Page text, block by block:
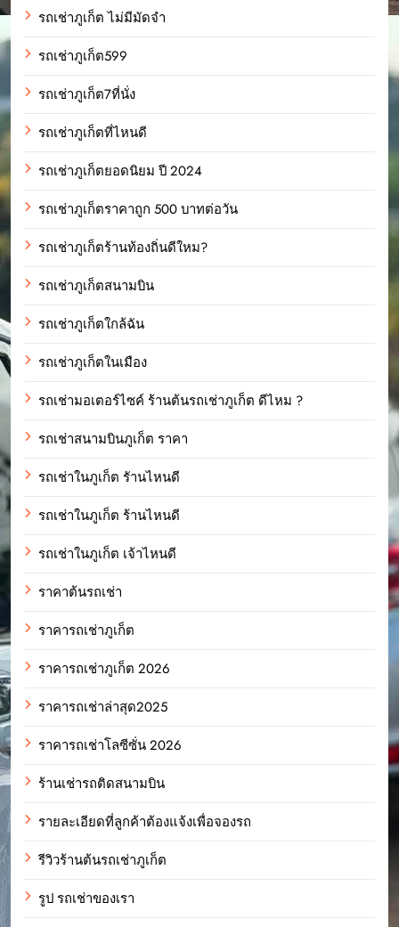
รถเช่าภูเก็ต ไม่มีมัดจำ
รถเช่าภูเก็ต599
รถเช่าภูเก็ต7ที่นั่ง
รถเช่าภูเก็ตที่ไหนดี
รถเช่าภูเก็ตยอดนิยม ปี 2024
รถเช่าภูเก็ตราคาถูก 500 บาทต่อวัน
รถเช่าภูเก็ตร้านท้องถิ่นดีใหม?
รถเช่าภูเก็ตสนามบิน
รถเช่าภูเก็ตใกล้ฉัน
รถเช่าภูเก็ตในเมือง
รถเช่ามอเตอร์ไซค์ ร้านต้นรถเช่าภูเก็ต ดีไหม ?
รถเช่าสนามบินภูเก็ต ราคา
รถเช่าในภูเก็ต รัานไหนดี
รถเช่าในภูเก็ต ร้านไหนดี
รถเช่าในภูเก็ต เจ้าไหนดี
ราคาต้นรถเช่า
ราคารถเช่าภูเก็ต
ราคารถเช่าภูเก็ต 2026
ราคารถเช่าล่าสุด2025
ราคารถเช่าโลซีซั่น 2026
ร้านเช่ารถติดสนามบิน
รายละเอียดที่ลูกค้าต้องแจ้งเพื่อจองรถ
รีวิวร้านต้นรถเช่าภูเก็ต
รูป รถเช่าของเรา